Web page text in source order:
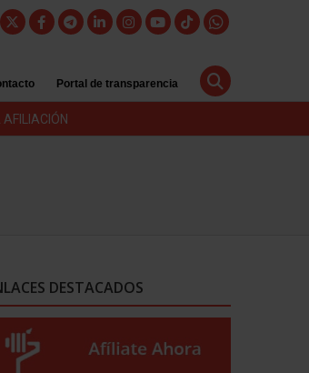
Portal de transparencia
DESTACADOS